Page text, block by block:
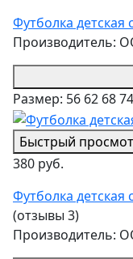
Футболка
Производитель:
Размер: 56 62 6874
Быстрый
380 руб.
Футболка
(отзывы 3)
Производитель: